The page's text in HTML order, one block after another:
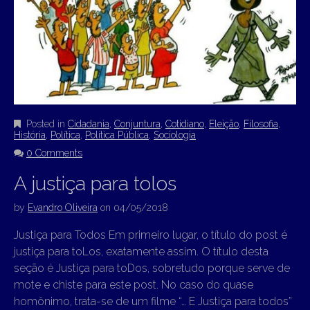
Posted in Cidadania Conjuntura Cotidiano Eleição Filosofia
História
Política Política Pública Sociologia
0 Comments
A justiça para tolos
by Evandro Oliveira on 04/05/2018
Justiça para Todos Em primeiro lugar, o título do post é
justiça para toLos, exatamente assim. O título desta
seção é Justiça para toDos, sobretudo porque serve de
mote e chiste para este post. No caso do quase
homônimo, trata-se de um filme “… E Justiça para todos”